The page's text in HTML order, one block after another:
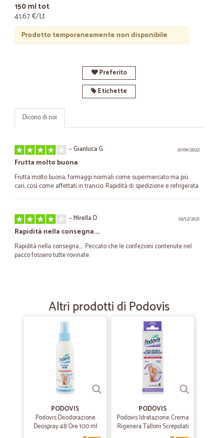
150 ml tot
41,67 €/Lt
Prodotto temporaneamente non disponibile
Preferito
Etichette
Dicono di noi
21/09/2022
—Gianluca G.
Frutta molto buona
Frutta molto buona, formaggi normali come supermercato ma più
cari, così come affettati in trancio. Rapidità di spedizione e refrigerata
03/12/2021
—Mirella D.
Rapidità nella consegna....
Rapidità nella consegna..... Peccato che le confezioni contenute nel
pacco fossero tutte rovinate.
Se non fosse stato per aver cambiato…
Se non fosse stato per aver cambiato per tre volte il giorno di
consegna, e nei primi 2 giorni aver saputo all'ultima ora che la
consegna veniva rimandata, per il resto è stato tutto ok, merce
consegnata, confezione integra.
—
molto buono...grazie
07/03/2020
Gianni S.
Altri prodotti di Podovis
PODOVIS
Podovis Deodorazione
Deospray 48 Ore 100 ml
PODOVIS
Podovis Idratazione Crema
Rigenera Talloni Screpolati